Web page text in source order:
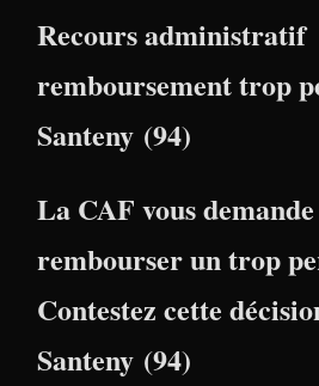
Recours administratif
remboursement trop
Santeny (94)
La CAF vous
rembourser un trop
Contestez cette
Santeny (94)